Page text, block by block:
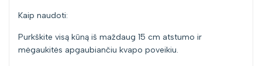
Kaip naudoti:
Purkškite visą kūną iš maždaug 15 cm atstumo ir
mėgaukitės apgaubiančiu kvapo poveikiu.